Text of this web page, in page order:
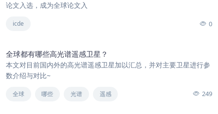
论文入选，成为全球论文入
icde 0
全球都有哪些高光谱遥感卫星？
本文对目前国内外的高光谱遥感卫星加以汇总，并对主要卫星进行参
数介绍与对比~
全球 哪些 光谱 遥感 249